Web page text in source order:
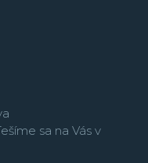
sa na Vás v